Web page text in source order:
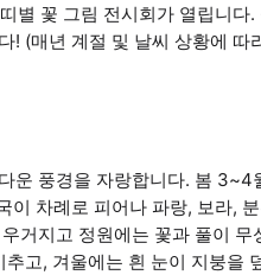
별 꽃 그림 전시회가 열립니
! (매년 계절 및 날씨 상황에
운 풍경을 자랑합니다. 봄
이 차례로 피어나 파랑, 보라,
거지고 정원에는 꽃과 풀이
고, 겨울에는 흰 눈이 지붕을